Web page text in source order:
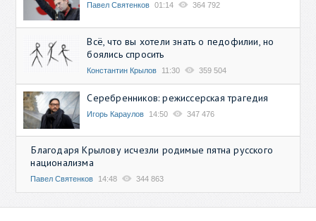
Павел Святенков 01:14 364 792
Всё, что вы хотели знать о педофилии, но
боялись спросить
Константин Крылов 11:30 359 504
Серебренников: режиссерская трагедия
Игорь Караулов 14:50 347 476
Благодаря Крылову исчезли родимые пятна русского
национализма
Павел Святенков 14:48 344 863